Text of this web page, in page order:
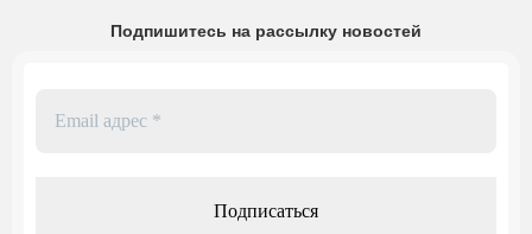
Подпишитесь на рассылку новостей